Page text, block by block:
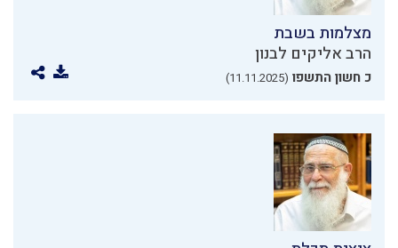
מצלמות בשבת
הרב אליקים לבנון
כ חשון התשפו (11.11.2025)